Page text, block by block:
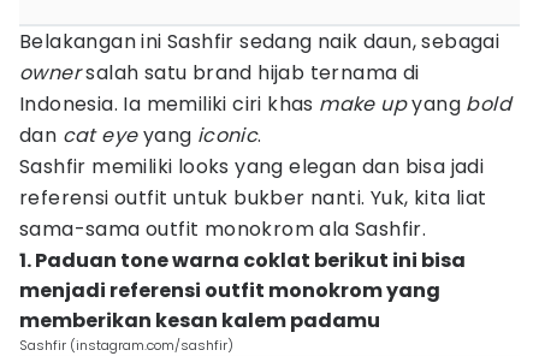
Belakangan ini Sashfir sedang naik daun, sebagai
ownersalah satu brand hijab ternama di
Indonesia. Ia memiliki ciri khas make upyang bold
dan cat eyeyang iconic.
Sashfir memiliki looks yang elegan dan bisa jadi
referensi outfit untuk bukber nanti. Yuk, kita liat
sama-sama outfit monokrom ala Sashfir.
1. Paduan tone warna coklat berikut ini bisa
menjadi referensi outfit monokrom yang
memberikan kesan kalem padamu
Sashfir (instagram.com/sashfir)